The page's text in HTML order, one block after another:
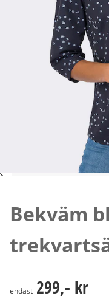
Tryck för att zooma
Bekväm
299,- kr
endast 299,- kr